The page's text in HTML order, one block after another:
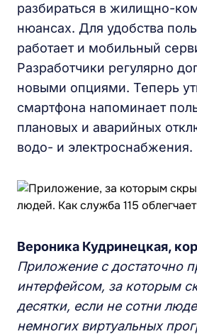
разбираться в жилищно-
нюансах. Для удобства
работает и мобильный
Разработчики регулярно
новыми опциями. Теперь
смартфона напоминает
плановых и аварийных
водо- и электроснабжения.
Вероника Кудринецкая,
Приложение с достаточно
интерфейсом, за которым
десятки, если не сотни
немногих виртуальных